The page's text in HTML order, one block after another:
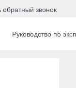
обратный звонок
Руководство по